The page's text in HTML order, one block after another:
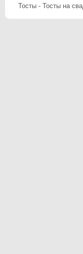
Тосты - Тосты на